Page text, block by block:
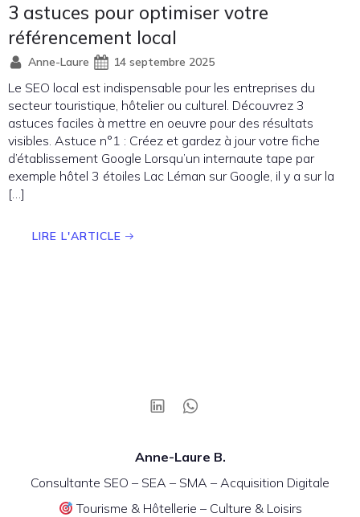
3 astuces pour optimiser votre
référencement local
Anne-Laure 14 septembre 2025
Le SEO local est indispensable pour les entreprises du
secteur touristique, hôtelier ou culturel. Découvrez 3
astuces faciles à mettre en oeuvre pour des résultats
visibles. Astuce n°1 : Créez et gardez à jour votre fiche
d’établissement Google Lorsqu’un internaute tape par
exemple hôtel 3 étoiles Lac Léman sur Google, il y a sur la
[…]
LIRE L'ARTICLE
Anne-Laure B.
Consultante SEO – SEA – SMA – Acquisition Digitale
Tourisme & Hôtellerie – Culture & Loisirs